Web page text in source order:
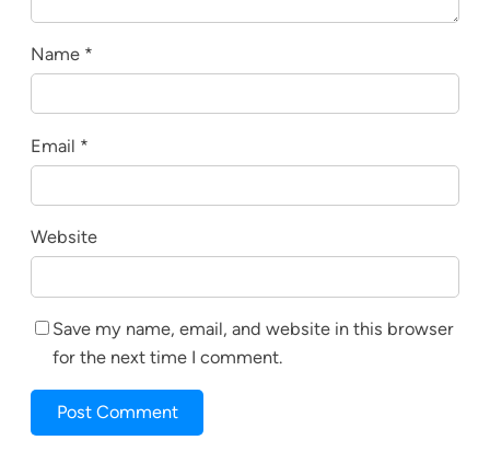
Name *
Email *
Website
Save my name, email, and website in this browser
for the next time I comment.